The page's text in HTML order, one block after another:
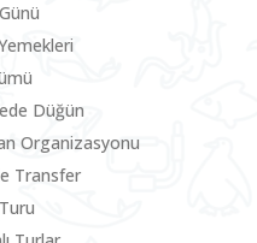
Düğün
Organizasyonu
Transfer